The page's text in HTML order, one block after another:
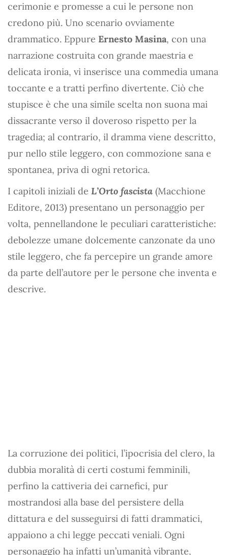
cerimonie e promesse a cui le persone non
credono più. Uno scenario ovviamente
drammatico. Eppure Ernesto Masina, con una
narrazione costruita con grande maestria e
delicata ironia, vi inserisce una commedia umana
toccante e a tratti perfino divertente. Ciò che
stupisce è che una simile scelta non suona mai
dissacrante verso il doveroso rispetto per la
tragedia; al contrario, il dramma viene descritto,
pur nello stile leggero, con commozione sana e
spontanea, priva di ogni retorica.
I capitoli iniziali de L’Orto fascista (Macchione
Editore, 2013) presentano un personaggio per
volta, pennellandone le peculiari caratteristiche:
debolezze umane dolcemente canzonate da uno
stile leggero, che fa percepire un grande amore
da parte dell’autore per le persone che inventa e
descrive.
La corruzione dei politici, l’ipocrisia del clero, la
dubbia moralità di certi costumi femminili,
perfino la cattiveria dei carnefici, pur
mostrandosi alla base del persistere della
dittatura e del susseguirsi di fatti drammatici,
appaiono a chi legge peccati veniali. Ogni
personaggio ha infatti un’umanità vibrante,